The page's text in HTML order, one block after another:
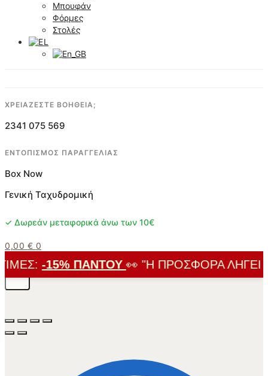
Μπουφάν
Φόρμες
Στολές
ΧΡΕΙΑΖΕΣΤΕ ΒΟΗΘΕΙΑ;
2341 075 569
ΕΝΤΟΠΙΣΜΟΣ ΠΑΡΑΓΓΕΛΙΑΣ
Box Now
Γενική Ταχυδρομική
✓ Δωρεάν μεταφορικά άνω των 10€
0,00 € 0
-15% ΠΑΝΤΟΎ👀 "Η ΠΡΟΣΦΟΡΆ ΛΉΓΕΙ